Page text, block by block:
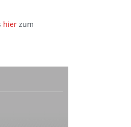
hier zum